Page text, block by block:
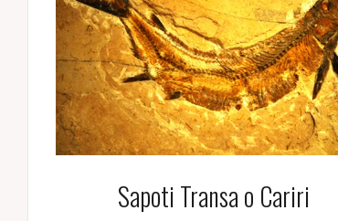
Sapoti Transa o Cariri